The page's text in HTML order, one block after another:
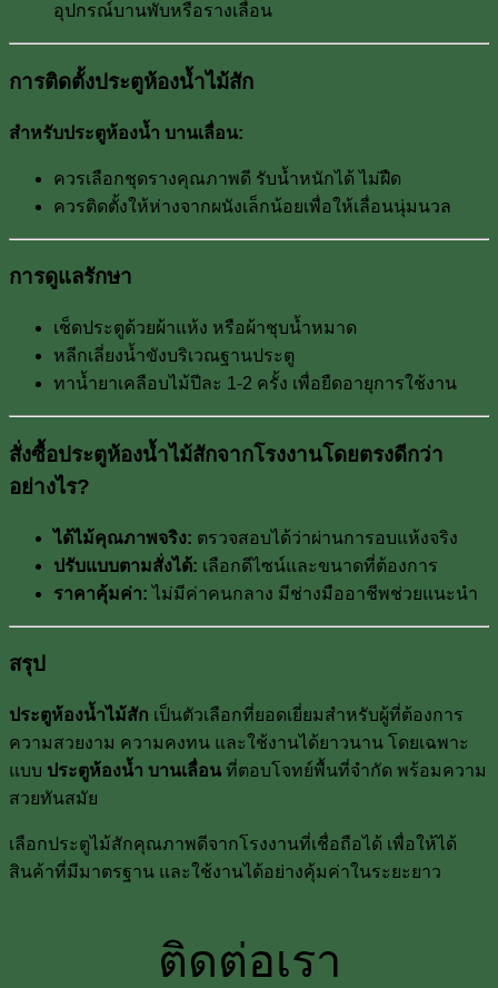
อุปกรณ์บานพับหรือรางเลื่อน
การติดตั้งประตูห้องน้ำไม้สัก
สำหรับประตูห้องน้ำ บานเลื่อน:
ควรเลือกชุดรางคุณภาพดี รับน้ำหนักได้ ไม่ฝืด
ควรติดตั้งให้ห่างจากผนังเล็กน้อยเพื่อให้เลื่อนนุ่มนวล
การดูแลรักษา
เช็ดประตูด้วยผ้าแห้ง หรือผ้าชุบน้ำหมาด
หลีกเลี่ยงน้ำขังบริเวณฐานประตู
ทาน้ำยาเคลือบไม้ปีละ 1-2 ครั้ง เพื่อยืดอายุการใช้งาน
สั่งซื้อประตูห้องน้ำไม้สักจากโรงงานโดยตรงดีกว่า
อย่างไร?
ได้ไม้คุณภาพจริง: ตรวจสอบได้ว่าผ่านการอบแห้งจริง
ปรับแบบตามสั่งได้: เลือกดีไซน์และขนาดที่ต้องการ
ราคาคุ้มค่า: ไม่มีค่าคนกลาง มีช่างมืออาชีพช่วยแนะนำ
สรุป
ประตูห้องน้ำไม้สัก เป็นตัวเลือกที่ยอดเยี่ยมสำหรับผู้ที่ต้องการ
ความสวยงาม ความคงทน และใช้งานได้ยาวนาน โดยเฉพาะ
แบบ ประตูห้องน้ำ บานเลื่อน ที่ตอบโจทย์พื้นที่จำกัด พร้อมความ
สวยทันสมัย
เลือกประตูไม้สักคุณภาพดีจากโรงงานที่เชื่อถือได้ เพื่อให้ได้
สินค้าที่มีมาตรฐาน และใช้งานได้อย่างคุ้มค่าในระยะยาว
ติดต่อเรา